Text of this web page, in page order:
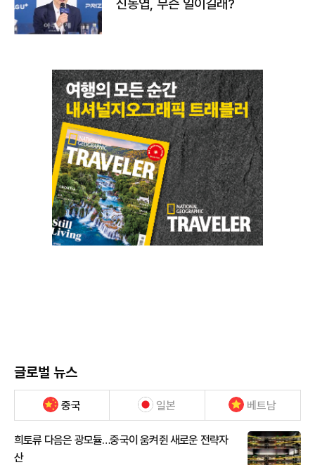
신동엽, 무슨 일이길래?
글로벌 뉴스
중국 일본 베트남
희토류 다음은 광모듈…중국이 움켜쥔 새로운 전략자
산